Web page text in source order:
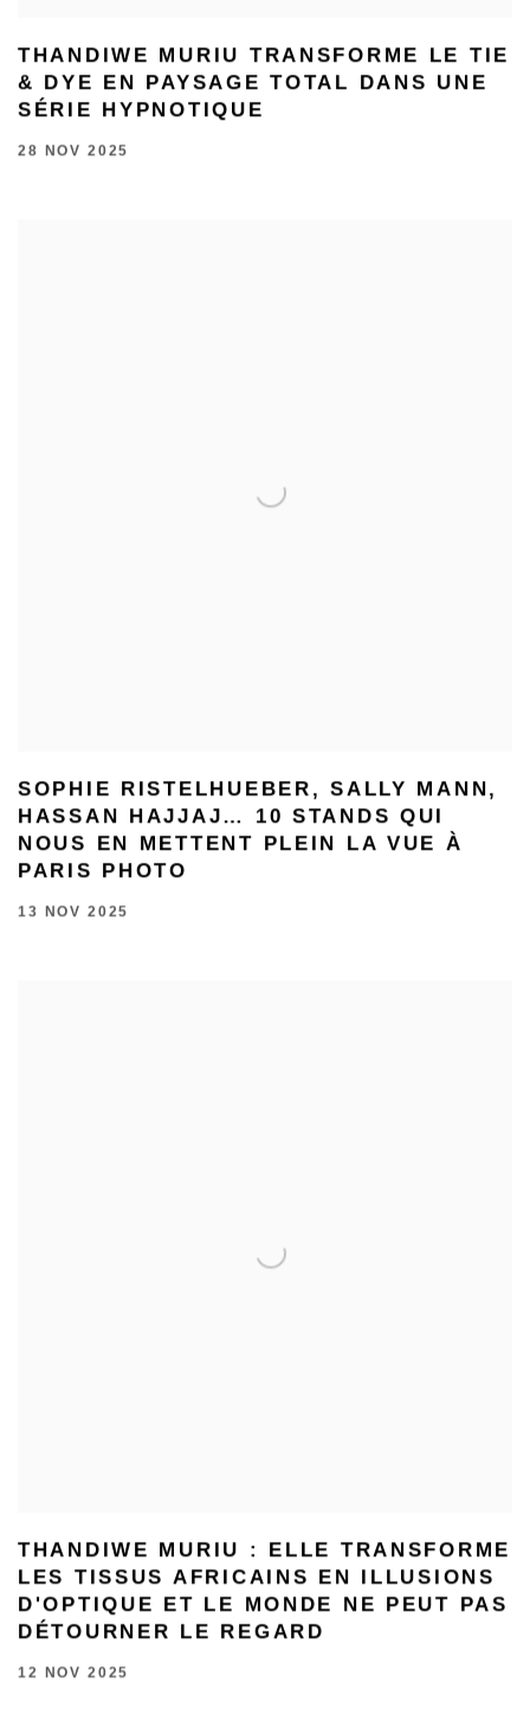
THANDIWE MURIU TRANSFORME LE TIE
& DYE EN PAYSAGE TOTAL DANS UNE
SÉRIE HYPNOTIQUE
28 NOV 2025
SOPHIE RISTELHUEBER, SALLY MANN,
HASSAN HAJJAJ… 10 STANDS QUI
NOUS EN METTENT PLEIN LA VUE À
PARIS PHOTO
13 NOV 2025
THANDIWE MURIU : ELLE TRANSFORME
LES TISSUS AFRICAINS EN ILLUSIONS
D'OPTIQUE ET LE MONDE NE PEUT PAS
DÉTOURNER LE REGARD
12 NOV 2025